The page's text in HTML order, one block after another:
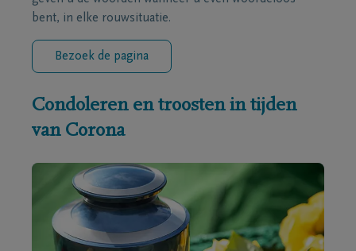
bent, in elke rouwsituatie.
Bezoek de pagina
Condoleren en troosten in tijden
van Corona